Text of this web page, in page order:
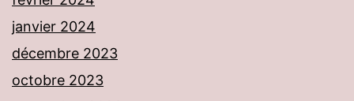
janvier 2024
décembre 2023
octobre 2023